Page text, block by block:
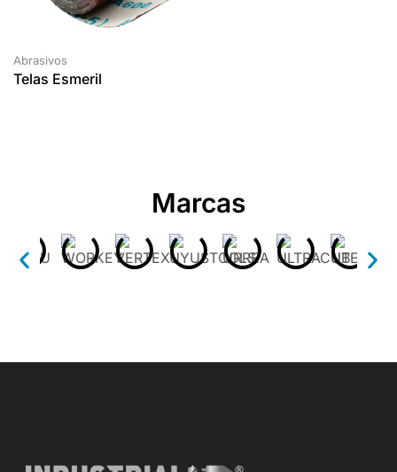
Abrasivos
Telas Esmeril
Marcas